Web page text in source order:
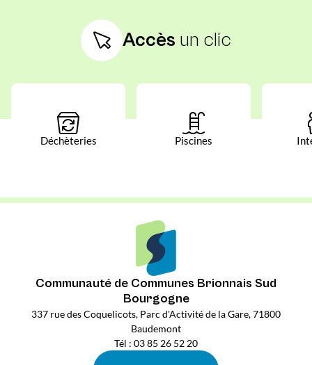
Accès un clic
Déchèteries Piscines
Communauté de Communes Brionnais Sud
Bourgogne
337 rue des Coquelicots, Parc d'Activité de la Gare, 71800
Baudemont
Tél : 03 85 26 52 20